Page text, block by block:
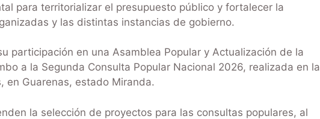
para territorializar el presupuesto público y fortalecer la
y las distintas instancias de gobierno.
participación en una Asamblea Popular y Actualización de la
a la Segunda Consulta Popular Nacional 2026, realizada en la
en Guarenas, estado Miranda.
la selección de proyectos para las consultas populares, al